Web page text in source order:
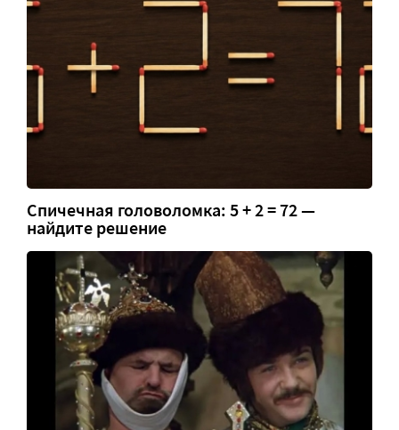
Спичечная головоломка: 5 + 2 = 72 —
найдите решение